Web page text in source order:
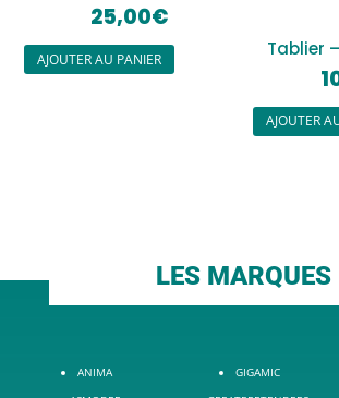
25,00€
AJOUTER AU PANIER Tablier
AJOUTER
LES MARQUES
ANIMA
GIGAMIC